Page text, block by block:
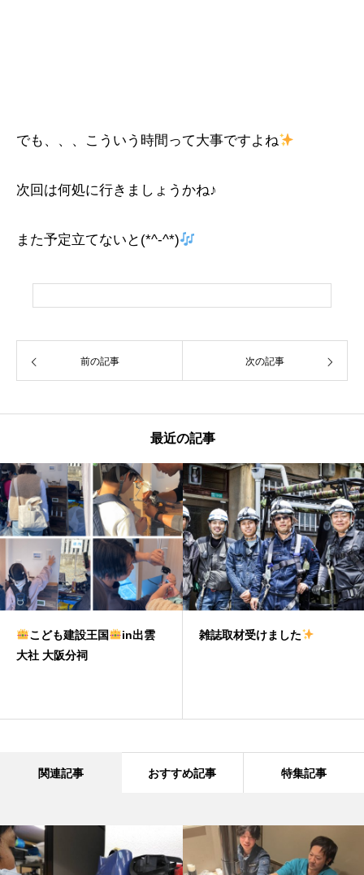
でも、、、こういう時間って大事ですよね
次回は何処に行きましょうかね♪
また予定立てないと(*^-^*)
前の記事 次の記事
最近の記事
こども建設王国
in出雲
大社 大阪分祠
雑誌取材受けました
関連記事 おすすめ記事 特集記事